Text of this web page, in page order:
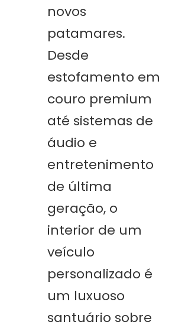
novos
patamares.
Desde
estofamento em
couro premium
até sistemas de
áudio e
entretenimento
de última
geração, o
interior de um
veículo
personalizado é
um luxuoso
santuário sobre